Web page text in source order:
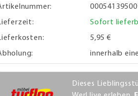
Sofort
5,95 €
innerhalb
Dieses